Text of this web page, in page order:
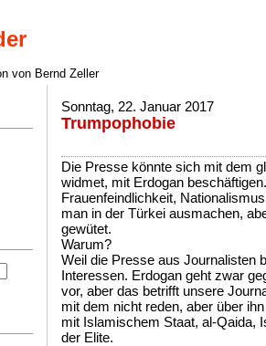
von Bernd Zeller
Sonntag, 22. Januar 2017
Trumpophobie
Die Presse könnte sich mit dem
widmet, mit Erdogan
Frauenfeindlichkeit,
man in der Türkei ausmachen,
gewütet.
Warum?
Weil die Presse aus Journalisten
Interessen. Erdogan geht zwar
vor, aber das betrifft unsere
mit dem nicht reden, aber über
mit Islamischem Staat, al-Qaida,
der Elite.